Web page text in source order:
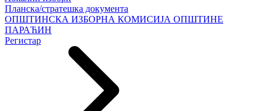
Планска/стратешка документа
ОПШТИНСКА ИЗБОРНА КОМИСИЈА ОПШТИНЕ
ПАРАЋИН
Регистар